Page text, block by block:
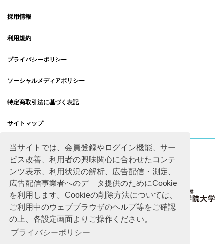
当サイトでは、会員登録やログイン機能、サー
ビス改善、利用者の興味関心に合わせたコンテ
ンツ表示、利用状況の解析、広告配信・測定、
広告配信事業者へのデータ提供のためにCookie
を利用します。Cookieの削除方法については、
ご利用中のウェブブラウザのヘルプ等をご確認
の上、各設定画面よりご操作ください。
プライバシーポリシー
採用情報
利用規約
プライバシーポリシー
ソーシャルメディアポリシー
特定商取引法に基づく表記
サイトマップ